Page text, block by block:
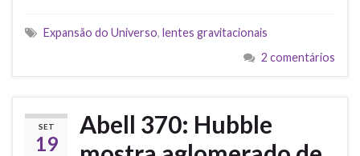
Expansão do Universo, lentes gravitacionais
2 comentários
SET
19
Abell 370: Hubble